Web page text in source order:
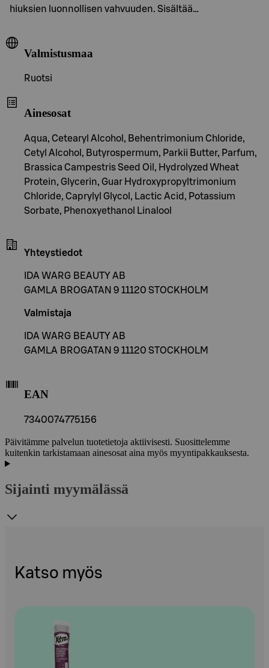
hiuksien luonnollisen vahvuuden. Sisältää…
Valmistusmaa
Ruotsi
Ainesosat
Aqua, Cetearyl Alcohol, Behentrimonium Chloride,
Cetyl Alcohol, Butyrospermum, Parkii Butter, Parfum,
Brassica Campestris Seed Oil, Hydrolyzed Wheat
Protein, Glycerin, Guar Hydroxypropyltrimonium
Chloride, Caprylyl Glycol, Lactic Acid, Potassium
Sorbate, Phenoxyethanol Linalool
Yhteystiedot
IDA WARG BEAUTY AB
GAMLA BROGATAN 9 11120 STOCKHOLM
Valmistaja
IDA WARG BEAUTY AB
GAMLA BROGATAN 9 11120 STOCKHOLM
EAN
7340074775156
Päivitämme palvelun tuotetietoja aktiivisesti. Suosittelemme
kuitenkin tarkistamaan ainesosat aina myös myyntipakkauksesta.
Sijainti myymälässä
Katso myös